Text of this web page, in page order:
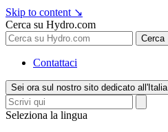
Skip to content ↘
Cerca su Hydro.com
Cerca
Contattaci
Sei ora sul nostro sito dedicato all'Italia
Seleziona la lingua